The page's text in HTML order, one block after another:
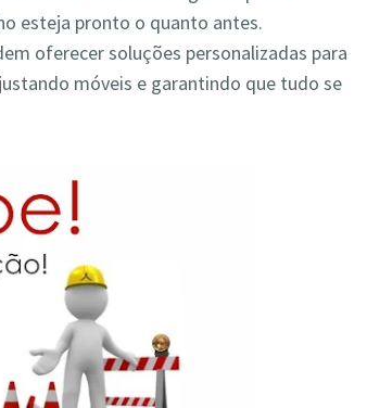
esteja pronto o quanto antes.
oferecer soluções personalizadas para
móveis e garantindo que tudo se